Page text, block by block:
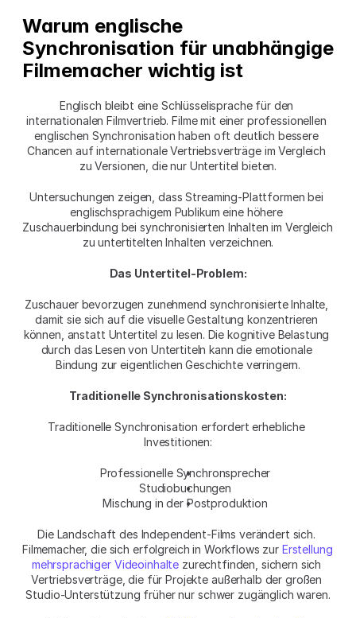
Warum englische
Synchronisation für unabhängige
Filmemacher wichtig ist
Englisch bleibt eine Schlüsselisprache für den
internationalen Filmvertrieb. Filme mit einer professionellen
englischen Synchronisation haben oft deutlich bessere
Chancen auf internationale Vertriebsverträge im Vergleich
zu Versionen, die nur Untertitel bieten.
Untersuchungen zeigen, dass Streaming-Plattformen bei
englischsprachigem Publikum eine höhere
Zuschauerbindung bei synchronisierten Inhalten im Vergleich
zu untertitelten Inhalten verzeichnen.
Das Untertitel-Problem:
Zuschauer bevorzugen zunehmend synchronisierte Inhalte,
damit sie sich auf die visuelle Gestaltung konzentrieren
können, anstatt Untertitel zu lesen. Die kognitive Belastung
durch das Lesen von Untertiteln kann die emotionale
Bindung zur eigentlichen Geschichte verringern.
Traditionelle Synchronisationskosten:
Traditionelle Synchronisation erfordert erhebliche
Investitionen:
Professionelle Synchronsprecher
Studiobuchungen
Mischung in der Postproduktion
Die Landschaft des Independent-Films verändert sich.
Filmemacher, die sich erfolgreich in Workflows zur Erstellung
mehrsprachiger Videoinhalte zurechtfinden, sichern sich
Vertriebsverträge, die für Projekte außerhalb der großen
Studio-Unterstützung früher nur schwer zugänglich waren.